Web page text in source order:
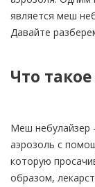
является меш
Давайте
Что
Меш небулайзер
аэрозоль с
которую
образом,